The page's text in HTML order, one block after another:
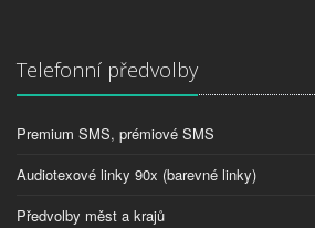
Telefonní předvolby
Premium SMS, prémiové SMS
Audiotexové linky 90x (barevné linky)
Předvolby měst a krajů